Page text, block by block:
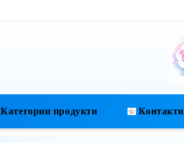
Категории продукти Контакти